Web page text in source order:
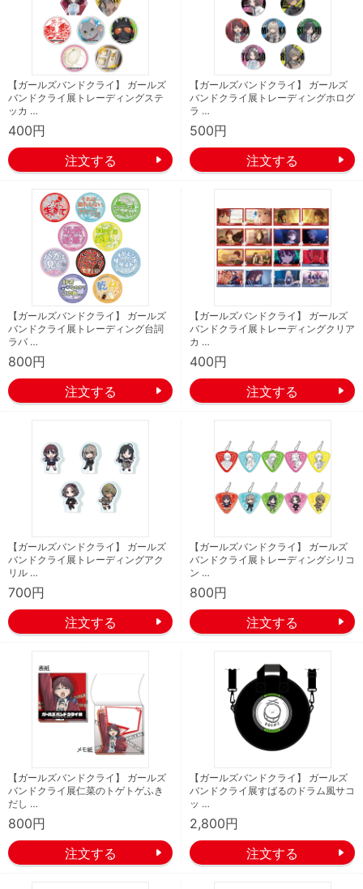
【ガールズバンドクライ】 ガールズ
バンドクライ展トレーディングステ
ッカ …
400円
【ガールズバンドクライ】 ガールズ
バンドクライ展トレーディングホログ
ラ …
500円
【ガールズバンドクライ】 ガールズ
バンドクライ展トレーディング台詞
ラバ …
800円
【ガールズバンドクライ】 ガールズ
バンドクライ展トレーディングクリア
カ …
400円
【ガールズバンドクライ】 ガールズ
バンドクライ展トレーディングアク
リル …
700円
【ガールズバンドクライ】 ガールズ
バンドクライ展トレーディングシリコ
ン …
800円
【ガールズバンドクライ】 ガールズ
バンドクライ展仁菜のトゲトゲふき
だし …
800円
【ガールズバンドクライ】 ガールズ
バンドクライ展すばるのドラム風サコ
ッ …
2,800円